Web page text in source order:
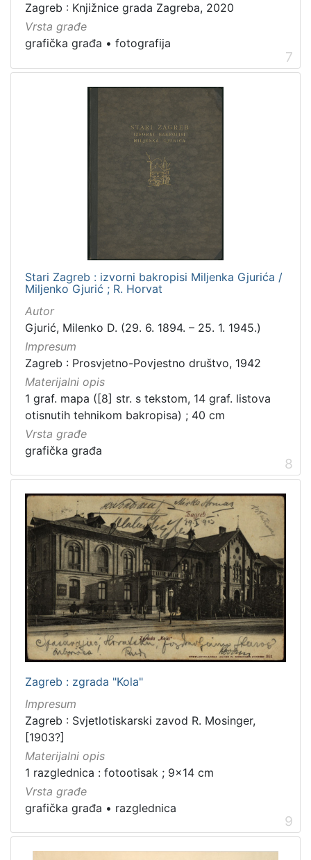
Zagreb : Knjižnice grada Zagreba, 2020
Vrsta građe
grafička građa • fotografija
7
Stari Zagreb : izvorni bakropisi Miljenka Gjurića /
Miljenko Gjurić ; R. Horvat
Autor
Gjurić, Milenko D. (29. 6. 1894. – 25. 1. 1945.)
Impresum
Zagreb : Prosvjetno-Povjestno društvo, 1942
Materijalni opis
1 graf. mapa ([8] str. s tekstom, 14 graf. listova
otisnutih tehnikom bakropisa) ; 40 cm
Vrsta građe
grafička građa
8
Zagreb : zgrada "Kola"
Impresum
Zagreb : Svjetlotiskarski zavod R. Mosinger,
[1903?]
Materijalni opis
1 razglednica : fotootisak ; 9x14 cm
Vrsta građe
grafička građa • razglednica
9